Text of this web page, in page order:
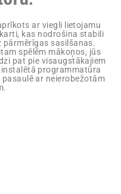
ar viegli lietojamu
kas nodrošina stabili
pārmērīgas sasilšanas.
spēlēm mākoņos, jūs
pat pie visaugstākajiem
instalētā programmatūra
ar neierobežotām